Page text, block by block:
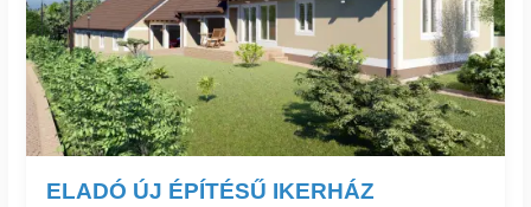
ELADÓ ÚJ ÉPÍTÉSŰ IKERHÁZ